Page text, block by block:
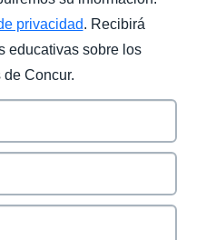
privacidad. Recibirá
educativas sobre los
Concur.